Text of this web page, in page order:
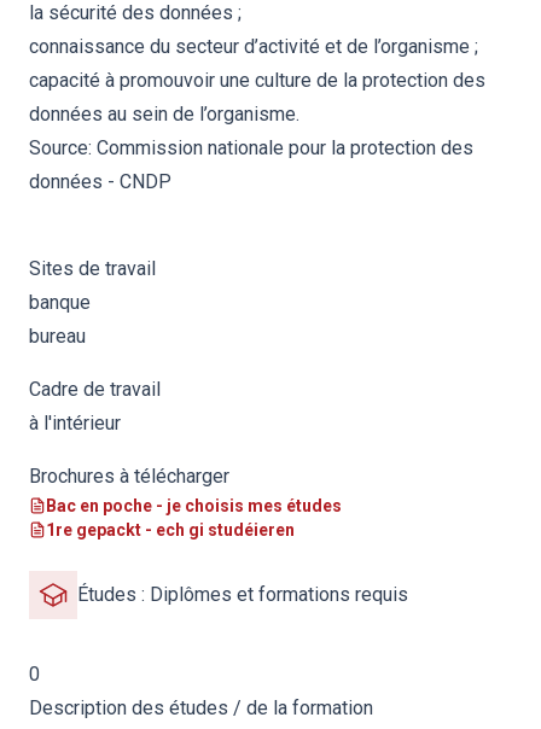
la sécurité des données ;
connaissance du secteur d’activité et de l’organisme ;
capacité à promouvoir une culture de la protection des
données au sein de l’organisme.
Source: Commission nationale pour la protection des
données - CNDP
Sites de travail
banque
bureau
Cadre de travail
à l'intérieur
Brochures à télécharger
Bac en poche - je choisis mes études
1re gepackt - ech gi studéieren
Études : Diplômes et formations requis
0
Description des études / de la formation